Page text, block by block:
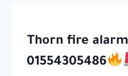
شركة صيانة Thorn fire alarm
01554305486